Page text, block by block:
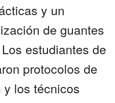
y un
de guantes
estudiantes de
protocolos de
los técnicos